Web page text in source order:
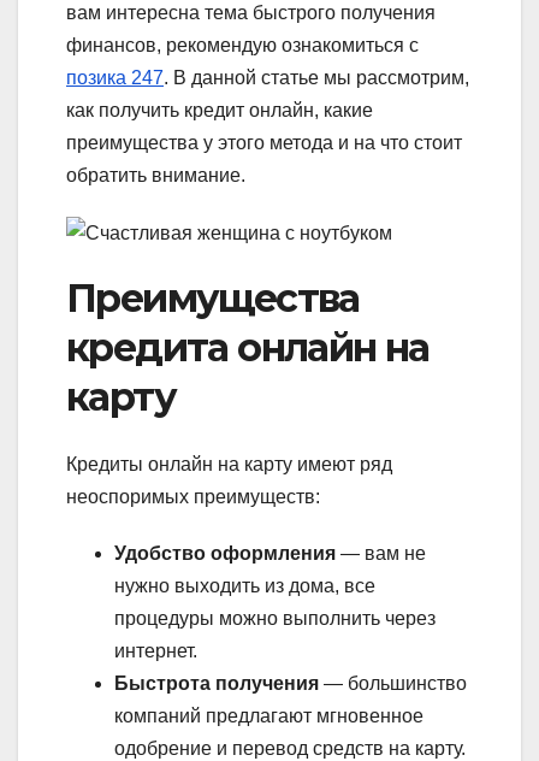
вам интересна тема быстрого получения
финансов, рекомендую ознакомиться с
позика 247. В данной статье мы рассмотрим,
как получить кредит онлайн, какие
преимущества у этого метода и на что стоит
обратить внимание.
Преимущества
кредита онлайн на
карту
Кредиты онлайн на карту имеют ряд
неоспоримых преимуществ:
Удобство оформления — вам не
нужно выходить из дома, все
процедуры можно выполнить через
интернет.
Быстрота получения — большинство
компаний предлагают мгновенное
одобрение и перевод средств на карту.